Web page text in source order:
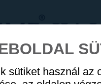
HÍREK
sütiket használ az